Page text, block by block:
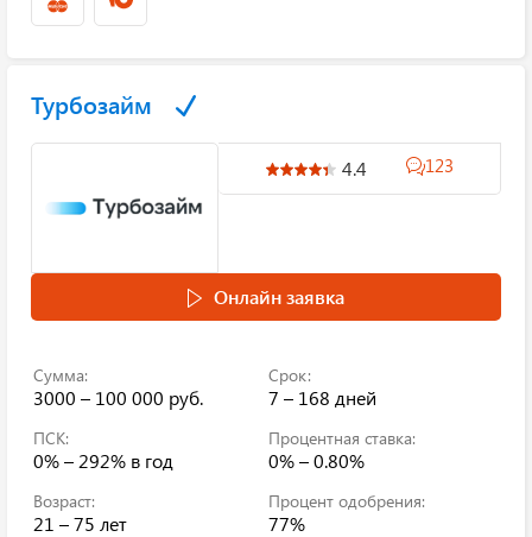
Турбозайм
4.4 123
Онлайн заявка
Сумма:
3000 – 100 000 руб.
Срок:
7 – 168 дней
ПСК:
0% – 292% в год
Процентная ставка:
0% – 0.80%
Возраст:
21 – 75 лет
Процент одобрения:
77%